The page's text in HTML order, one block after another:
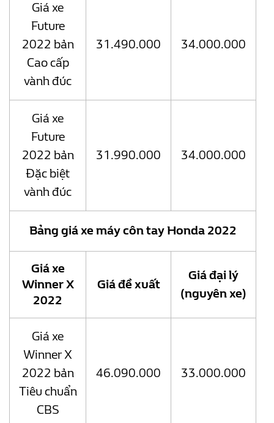
Giá xe
Future
2022 bản
Cao cấp
vành đúc
31.490.000 34.000.000
Giá xe
Future
2022 bản
Đặc biệt
vành đúc
31.990.000 34.000.000
Bảng giá xe máy côn tay Honda 2022
Giá xe
Winner X
2022
Giá đề xuất
Giá đại lý
(nguyên xe)
Giá xe
Winner X
2022 bản
Tiêu chuẩn
CBS
46.090.000 33.000.000